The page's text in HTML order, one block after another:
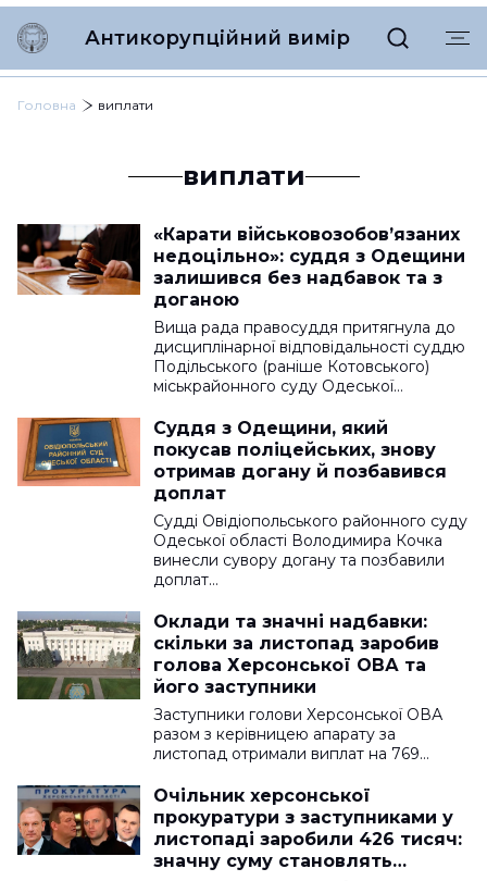
Антикорупційний вимір
Головна виплати
виплати
«Карати військовозобов’язаних
недоцільно»: суддя з Одещини
залишився без надбавок та з
доганою
Вища рада правосуддя притягнула до
дисциплінарної відповідальності суддю
Подільського (раніше Котовського)
міськрайонного суду Одеської…
Суддя з Одещини, який
покусав поліцейських, знову
отримав догану й позбавився
доплат
Судді Овідіопольського районного суду
Одеської області Володимира Кочка
винесли сувору догану та позбавили
доплат…
Оклади та значні надбавки:
скільки за листопад заробив
голова Херсонської ОВА та
його заступники
Заступники голови Херсонської ОВА
разом з керівницею апарату за
листопад отримали виплат на 769…
Очільник херсонської
прокуратури з заступниками у
листопаді заробили 426 тисяч:
значну суму становлять